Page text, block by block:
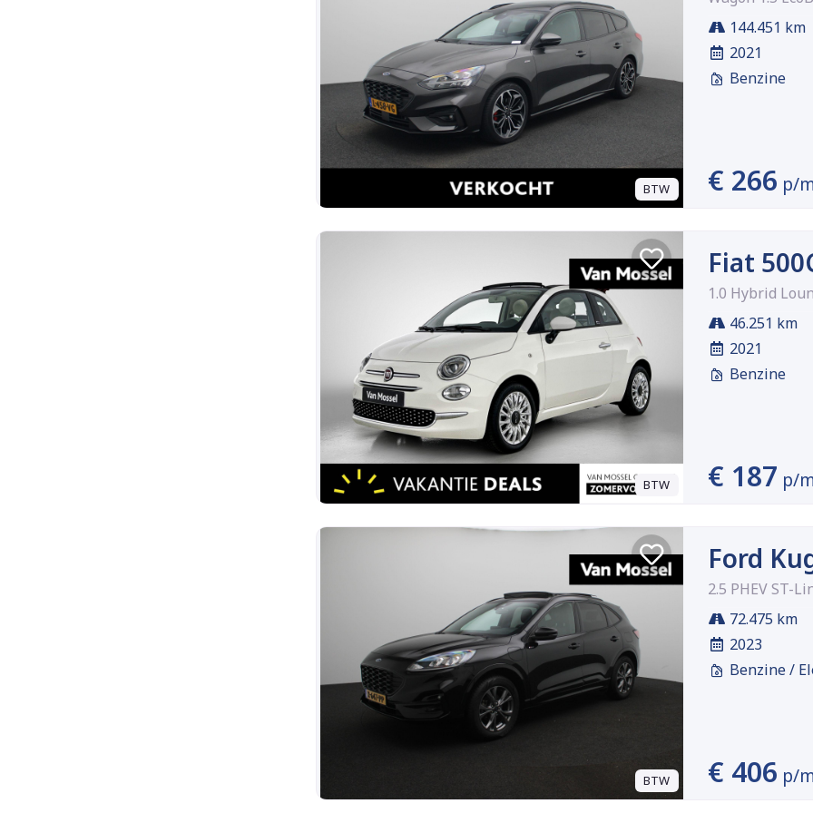
BTW
144.451 km
2021
Benzine
€ 266 p/
BTW
Fiat
1.0 Hybrid
46.251 km
2021
Benzine
€ 187 p/
BTW
Ford
2.5 PHEV ST-
72.475 km
2023
Benzine /
€ 406 p/